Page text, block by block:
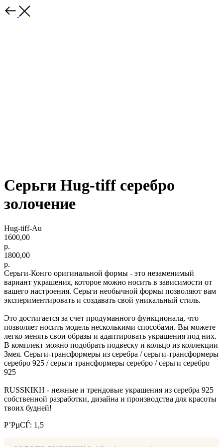
Серьги Hug-tiff серебро
золочение
Hug-tiff-Au
1600,00
р.
1800,00
р.
Серьги-Конго оригинальной формы - это незаменимый
вариант украшения, которое можно носить в зависимости от
вашего настроения. Серьги необычной формы позволяют вам
экспериментировать и создавать свой уникальный стиль.
Это достигается за счет продуманного функционала, что
позволяет носить модель несколькими способами. Вы можете
легко менять свои образы и адаптировать украшения под них.
В комплект можно подобрать подвеску и кольцо из коллекции
Змея. Серьги-трансформеры из серебра / серьги-трансформеры
серебро 925 / серьги трансформеры серебро / серьги серебро
925
RUSSKIKH - нежные и трендовые украшения из серебра 925
собственной разработки, дизайна и производства для красоты
твоих будней!
Р’РµСЃ: 1,5